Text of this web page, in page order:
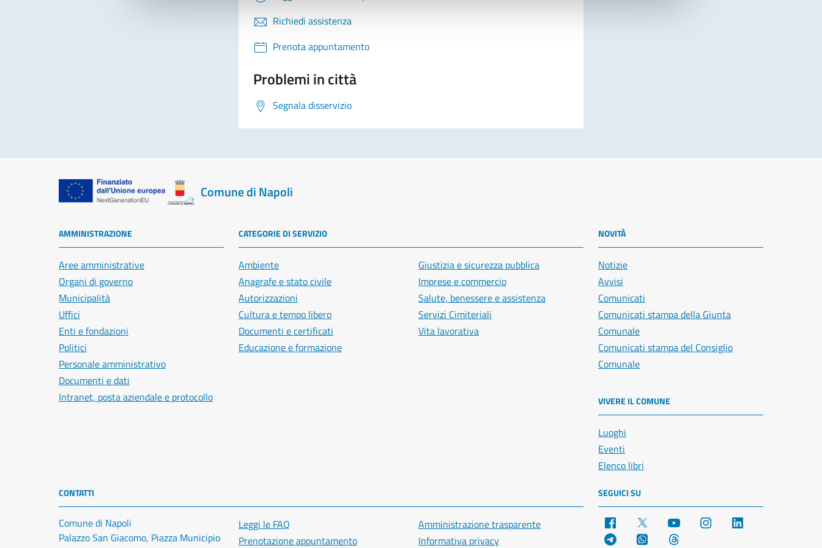
Richiedi assistenza
Prenota appuntamento
Problemi in città
Segnala disservizio
Comune di Napoli
AMMINISTRAZIONE
Aree amministrative
Organi di governo
Municipalità
Uffici
Enti e fondazioni
Politici
Personale amministrativo
Documenti e dati
Intranet, posta aziendale e protocollo
CATEGORIE DI SERVIZIO
Ambiente
Anagrafe e stato civile
Autorizzazioni
Cultura e tempo libero
Documenti e certificati
Educazione e formazione
Giustizia e sicurezza pubblica
Imprese e commercio
Salute, benessere e assistenza
Servizi Cimiteriali
Vita lavorativa
NOVITÀ
Notizie
Avvisi
Comunicati
Comunicati stampa della Giunta
Comunale
Comunicati stampa del Consiglio
Comunale
VIVERE IL COMUNE
Luoghi
Eventi
Elenco libri
CONTATTI
Comune di Napoli
Palazzo San Giacomo, Piazza Municipio
Leggi le FAQ
Prenotazione appuntamento
Amministrazione trasparente
Informativa privacy
SEGUICI SU
Facebook YouTube Instagram
Telegram WhatsApp